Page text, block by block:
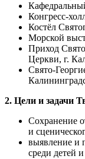
Конгресс-
Костёл
Морской
Приход
Церкви, г.
Свято-
2. Цели и задачи
Сохранение
и
выявление и
среди детей